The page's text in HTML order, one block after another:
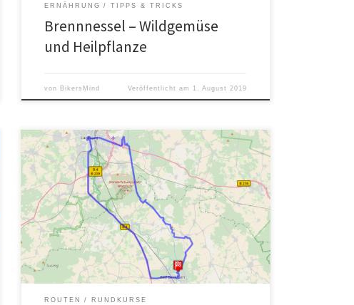
ERNÄHRUNG TIPPS & TRICKS
Brennnessel – Wildgemüse
und Heilpflanze
von BikersMind Veröffentlicht am 1. August 2019
Eine Strecke für Tourenrad und MTB. Gestartet an
einem sonnigen Herbstmorgen mit Frühnebel entlang
des
ROUTEN RUNDKURSE